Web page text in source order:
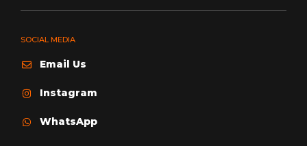
SOCIAL MEDIA
Email Us
Instagram
WhatsApp